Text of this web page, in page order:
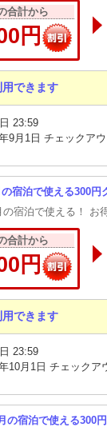
合計から
円
できます
23:59
9月1日 チェックアウ
の宿泊で使える300円
宿泊で使える！ お
合計から
円
できます
23:59
10月1日 チェックア
の宿泊で使える300